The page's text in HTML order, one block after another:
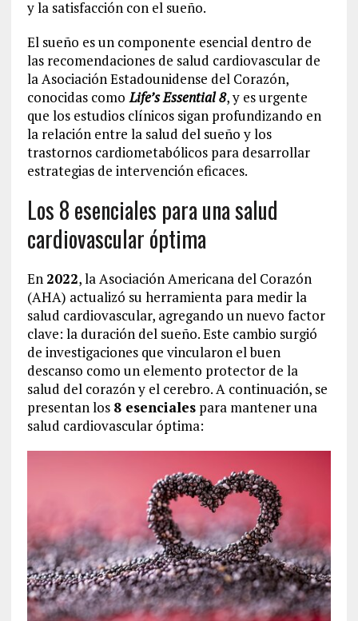
y la satisfacción con el sueño.
El sueño es un componente esencial dentro de
las recomendaciones de salud cardiovascular de
la Asociación Estadounidense del Corazón,
conocidas como Life’s Essential 8, y es urgente
que los estudios clínicos sigan profundizando en
la relación entre la salud del sueño y los
trastornos cardiometabólicos para desarrollar
estrategias de intervención eficaces.
Los 8 esenciales para una salud
cardiovascular óptima
En 2022, la Asociación Americana del Corazón
(AHA) actualizó su herramienta para medir la
salud cardiovascular, agregando un nuevo factor
clave: la duración del sueño. Este cambio surgió
de investigaciones que vincularon el buen
descanso como un elemento protector de la
salud del corazón y el cerebro. A continuación, se
presentan los 8 esencialespara mantener una
salud cardiovascular óptima: